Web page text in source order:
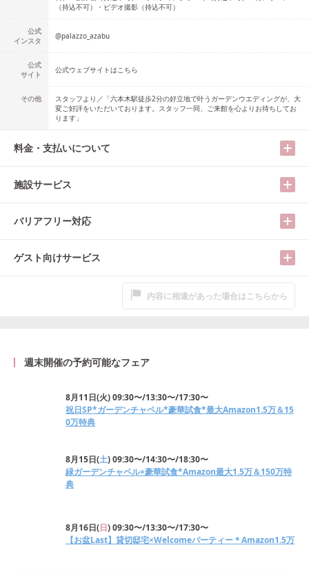
（持込不可）・ビデオ撮影（持込不可）
公式
インスタ
@palazzo_azabu
公式
サイト
公式ウェブサイトはこちら
その他
スタッフより／「六本木駅徒歩2分の好立地で叶うガーデンウエディングが、大
変ご好評をいただいております。スタッフ一同、ご来館を心よりお待ちしてお
ります」
料金・支払いについて
施設サービス
バリアフリー対応
ゲスト向けサービス
内容に相違があった場合はこちらから
週末開催の予約可能なフェア
8月11日(火)09:30〜/13:30〜/17:30〜
祝日SP*ガーデンチャペル*豪華試食*最大Amazon1.5万＆15
0万特典
8月15日(土)09:30〜/14:30〜/18:30〜
緑ガーデンチャペル×豪華試食*Amazon最大1.5万＆150万特
典
8月16日(日)09:30〜/13:30〜/17:30〜
【お盆Last】貸切邸宅×Welcomeパーティー＊Amazon1.5万